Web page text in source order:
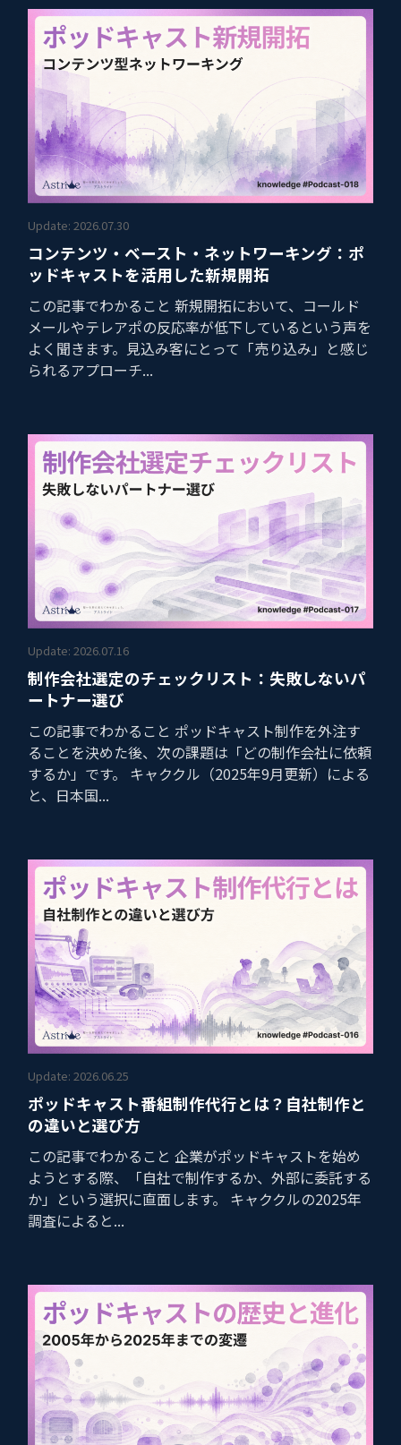
Update: 2026.07.30
コンテンツ・ベースト・ネットワーキング：ポ
ッドキャストを活用した新規開拓
この記事でわかること 新規開拓において、コールド
メールやテレアポの反応率が低下しているという声を
よく聞きます。見込み客にとって「売り込み」と感じ
られるアプローチ...
Update: 2026.07.16
制作会社選定のチェックリスト：失敗しないパ
ートナー選び
この記事でわかること ポッドキャスト制作を外注す
ることを決めた後、次の課題は「どの制作会社に依頼
するか」です。 キャククル（2025年9月更新）による
と、日本国...
Update: 2026.06.25
ポッドキャスト番組制作代行とは？自社制作と
の違いと選び方
この記事でわかること 企業がポッドキャストを始め
ようとする際、「自社で制作するか、外部に委託する
か」という選択に直面します。 キャククルの2025年
調査によると...